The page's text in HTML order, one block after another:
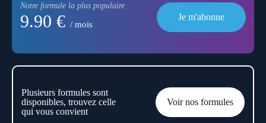
Notre formule la plus populaire
9.90 € / mois
Je m'abonne
Plusieurs formules sont
disponibles, trouvez celle
qui vous convient
Voir nos formules